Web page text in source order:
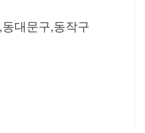
대문구,동작구